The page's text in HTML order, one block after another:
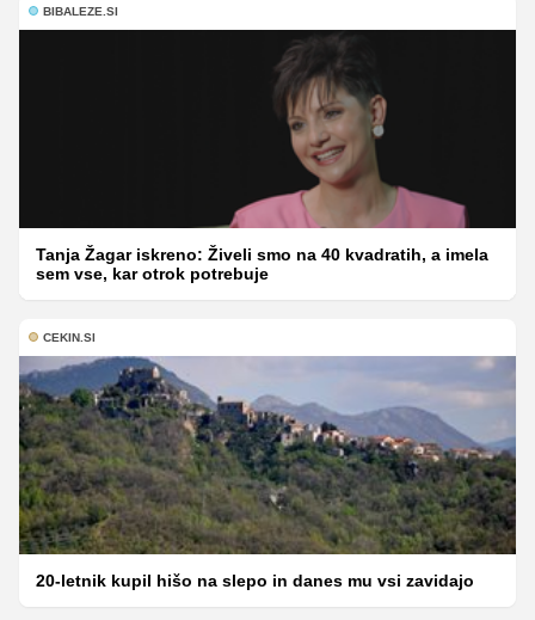
BIBALEZE.SI
Tanja Žagar iskreno: Živeli smo na 40 kvadratih, a imela
sem vse, kar otrok potrebuje
CEKIN.SI
20-letnik kupil hišo na slepo in danes mu vsi zavidajo